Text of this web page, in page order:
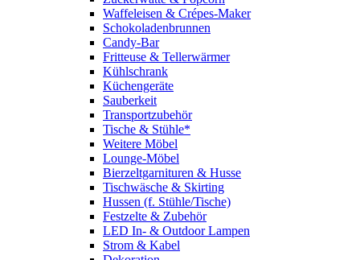
Waffeleisen & Crépes-Maker
Schokoladenbrunnen
Candy-Bar
Fritteuse & Tellerwärmer
Kühlschrank
Küchengeräte
Sauberkeit
Transportzubehör
Tische & Stühle*
Weitere Möbel
Lounge-Möbel
Bierzeltgarnituren & Husse
Tischwäsche & Skirting
Hussen (f. Stühle/Tische)
Festzelte & Zubehör
LED In- & Outdoor Lampen
Strom & Kabel